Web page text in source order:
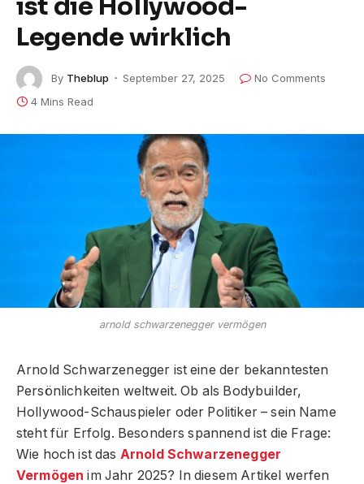
Legende wirklich
By Theblup September 27, 2025
No Comments
4 Mins Read
arnold schwarzenegger vermögen
Arnold Schwarzenegger ist eine der bekanntesten
Persönlichkeiten weltweit. Ob als Bodybuilder,
Hollywood-Schauspieler oder Politiker – sein Name
steht für Erfolg. Besonders spannend ist die Frage:
Wie hoch ist das Arnold Schwarzenegger
Vermögen im Jahr 2025? In diesem Artikel werfen